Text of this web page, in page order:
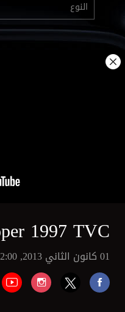
1997 TVC
01 كانون الثاني 2013, 12:00 ص